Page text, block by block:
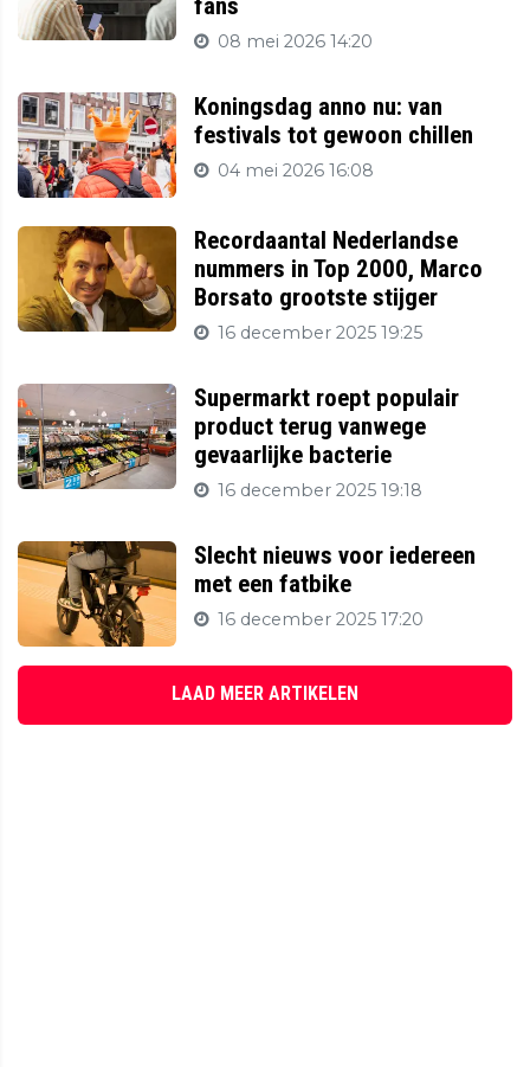
08 mei 2026 14:20
Koningsdag anno nu: van
festivals tot gewoon chillen
04 mei 2026 16:08
Recordaantal Nederlandse
nummers in Top 2000, Marco
Borsato grootste stijger
16 december 2025 19:25
Supermarkt roept populair
product terug vanwege
gevaarlijke bacterie
16 december 2025 19:18
Slecht nieuws voor iedereen
met een fatbike
16 december 2025 17:20
LAAD MEER ARTIKELEN